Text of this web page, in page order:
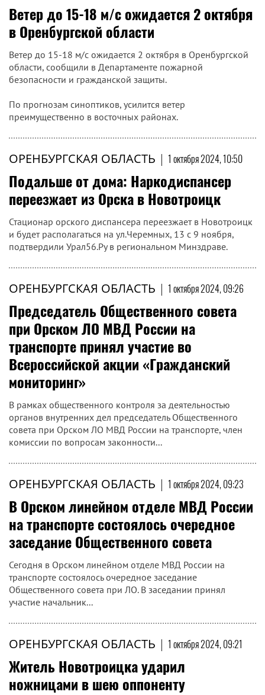
Ветер до 15-18 м/с ожидается 2 октября
в Оренбургской области
Ветер до 15-18 м/с ожидается 2 октября в Оренбургской
области, сообщили в Департаменте пожарной
безопасности и гражданской защиты.
По прогнозам синоптиков, усилится ветер
преимущественно в восточных районах.
ОРЕНБУРГСКАЯ ОБЛАСТЬ | 1 октября 2024, 10:50
Подальше от дома: Наркодиспансер
переезжает из Орска в Новотроицк
Стационар орского диспансера переезжает в Новотроицк
и будет располагаться на ул.Черемных, 13 с 9 ноября,
подтвердили Урал56.Ру в региональном Минздраве.
ОРЕНБУРГСКАЯ ОБЛАСТЬ | 1 октября 2024, 09:26
Председатель Общественного совета
при Орском ЛО МВД России на
транспорте принял участие во
Всероссийской акции «Гражданский
мониторинг»
В рамках общественного контроля за деятельностью
органов внутренних дел председатель Общественного
совета при Орском ЛО МВД России на транспорте, член
комиссии по вопросам законности...
ОРЕНБУРГСКАЯ ОБЛАСТЬ | 1 октября 2024, 09:23
В Орском линейном отделе МВД России
на транспорте состоялось очередное
заседание Общественного совета
Сегодня в Орском линейном отделе МВД России на
транспорте состоялось очередное заседание
Общественного совета при ЛО. В заседании принял
участие начальник...
ОРЕНБУРГСКАЯ ОБЛАСТЬ | 1 октября 2024, 09:21
Житель Новотроицка ударил
ножницами в шею оппоненту